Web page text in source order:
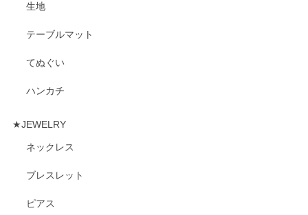
生地
テーブルマット
てぬぐい
ハンカチ
★JEWELRY
ネックレス
ブレスレット
ピアス